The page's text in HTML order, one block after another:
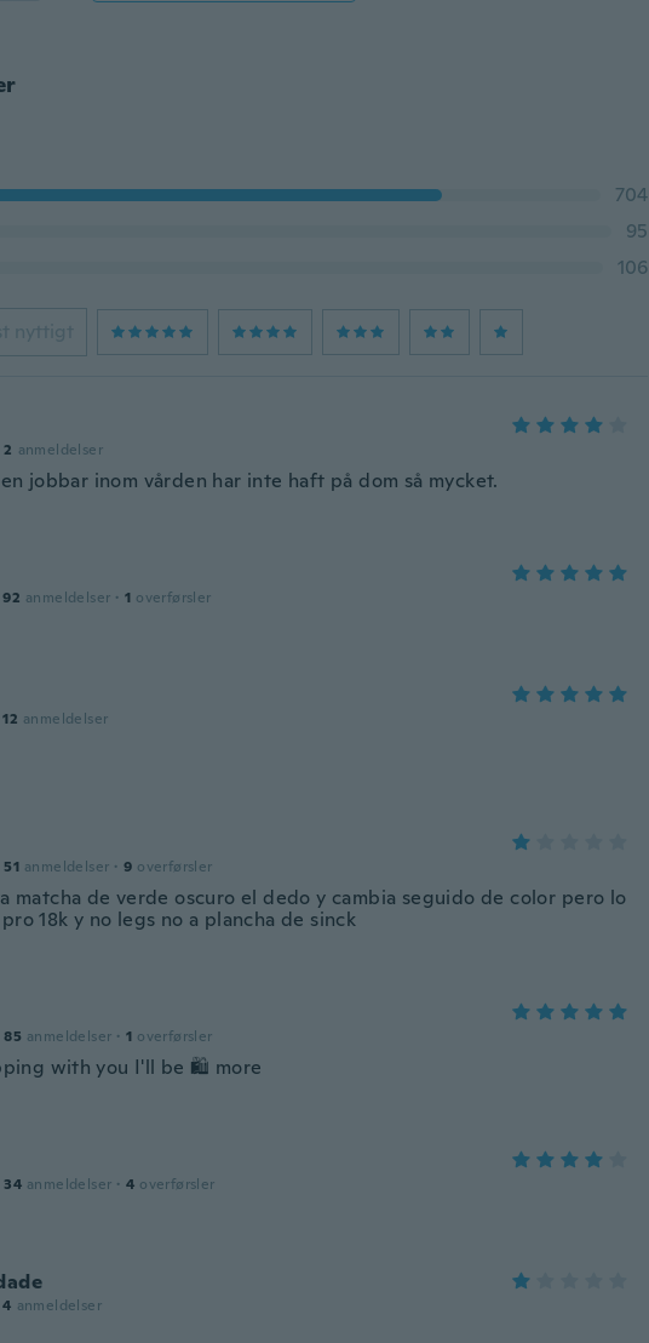
704
95
106
nyttigt
2 anmeldelser
jobbar inom vården har inte haft på dom så mycket.
92 anmeldelser · 1 overførsler
12 anmeldelser
51 anmeldelser · 9 overførsler
matcha de verde oscuro el dedo y cambia seguido de color pero lo
18k y no legs no a plancha de sinck
85 anmeldelser · 1 overførsler
with you I'll be 🛍 more
34 anmeldelser · 4 overførsler
4 anmeldelser